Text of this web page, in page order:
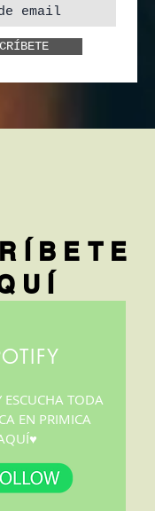
ESCUCHA TODA
EN PRIMICA